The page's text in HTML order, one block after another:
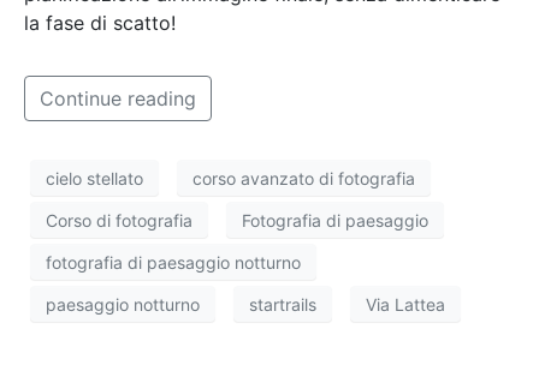
la fase di scatto!
Continue reading
cielo stellato corso avanzato di fotografia
Corso di fotografia Fotografia di paesaggio
fotografia di paesaggio notturno
paesaggio notturno startrails Via Lattea